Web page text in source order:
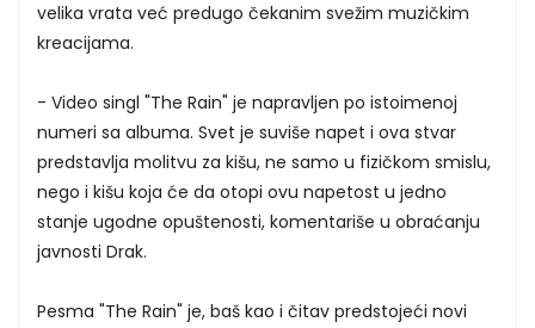
velika vrata već predugo čekanim svežim muzičkim
kreacijama.
- Video singl "The Rain" je napravljen po istoimenoj
numeri sa albuma. Svet je suviše napet i ova stvar
predstavlja molitvu za kišu, ne samo u fizičkom smislu,
nego i kišu koja će da otopi ovu napetost u jedno
stanje ugodne opuštenosti, komentariše u obraćanju
javnosti Drak.
Pesma "The Rain" je, baš kao i čitav predstojeći novi